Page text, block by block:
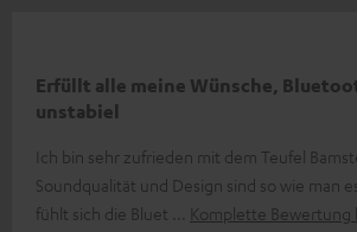
Erfüllt alle meine Wünsche,
unstabiel
Ich bin sehr zufrieden mit dem Teufel
Soundqualität und Design sind so wie man
fühlt sich die Bluet
Komplette Bewertung